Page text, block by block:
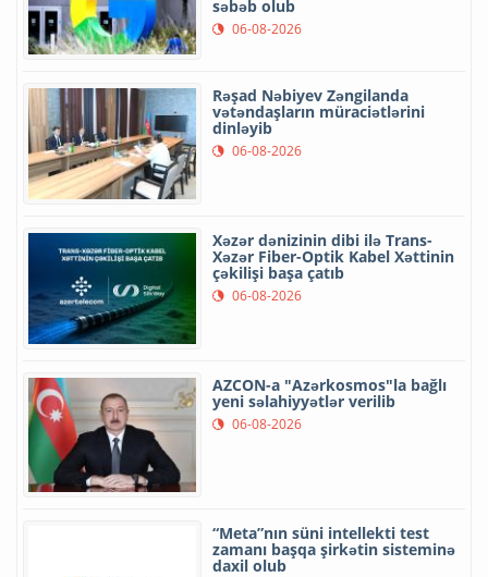
səbəb olub
06-08-2026
Rəşad Nəbiyev Zəngilanda
vətəndaşların müraciətlərini
dinləyib
06-08-2026
Xəzər dənizinin dibi ilə Trans-
Xəzər Fiber-Optik Kabel Xəttinin
çəkilişi başa çatıb
06-08-2026
AZCON-a "Azərkosmos"la bağlı
yeni səlahiyyətlər verilib
06-08-2026
“Meta”nın süni intellekti test
zamanı başqa şirkətin sisteminə
daxil olub